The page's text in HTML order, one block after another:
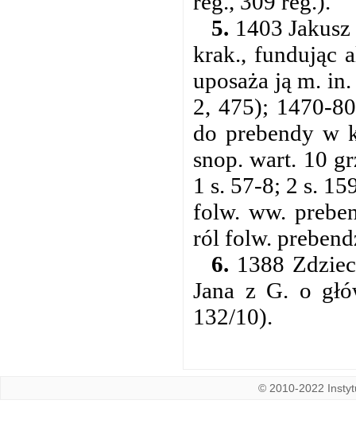
5. 1403
krak., fundując
uposaża ją m.
2, 475); 1470-
do prebendy w
snop. wart. 10
1 s. 57-8; 2 s.
folw. ww.
ról folw.
6. 1388
Jana z G. o
132/10).
© 2010-2022